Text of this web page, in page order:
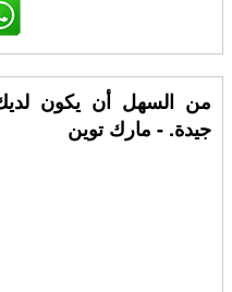
من السهل أن يكون
جيدة. - مارك توين